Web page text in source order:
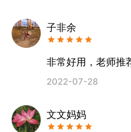
子非余
非常好用，老师推
2022-07-28
文文妈妈